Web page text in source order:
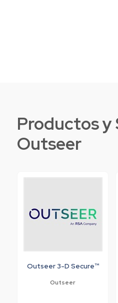
Productos y
Outseer
Outseer 3-D Secure™
Outseer